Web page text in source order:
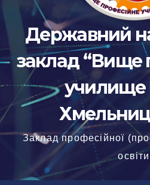
Державний
заклад “Вище
училище
Заклад професійної
освіти